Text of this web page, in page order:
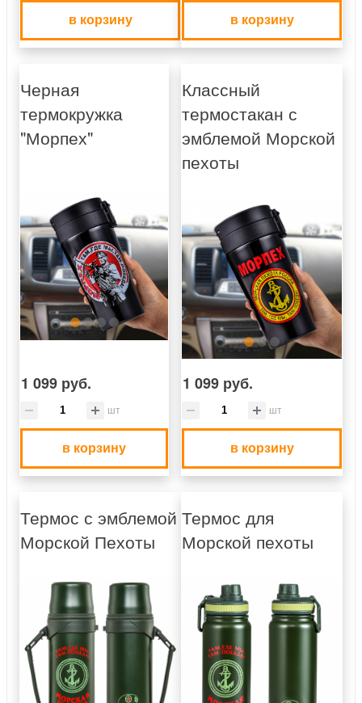
в корзину в корзину
Черная
термокружка
"Морпех"
1 099 руб.
шт
в корзину
Классный
термостакан с
эмблемой Морской
пехоты
1 099 руб.
шт
в корзину
Термос с эмблемой
Морской Пехоты
Термос для
Морской пехоты